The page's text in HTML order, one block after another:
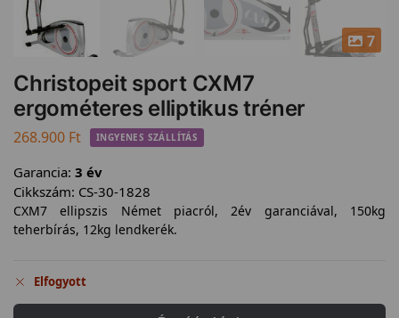
7
Christopeit sport CXM7
ergométeres elliptikus tréner
268.900 Ft INGYENES SZÁLLÍTÁS
Garancia: 3 év
Cikkszám: CS-30-1828
CXM7 ellipszis Német piacról, 2év garanciával, 150kg
teherbírás, 12kg lendkerék.
Elfogyott